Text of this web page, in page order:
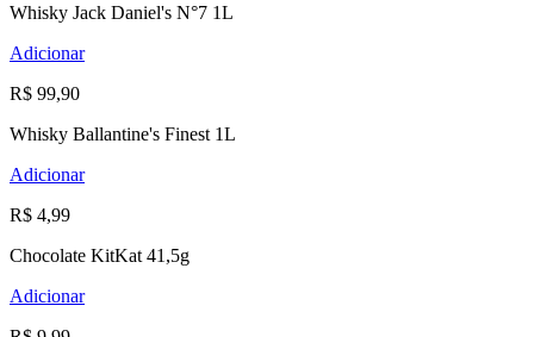
Whisky Jack Daniel's N°7 1L
Adicionar
R$ 99,90
Whisky Ballantine's Finest 1L
Adicionar
R$ 4,99
Chocolate KitKat 41,5g
Adicionar